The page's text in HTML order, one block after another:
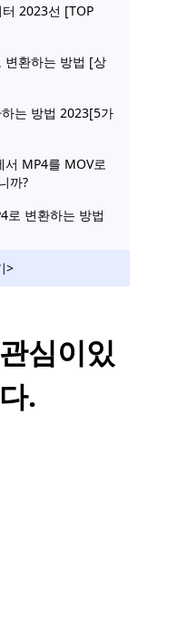
2023선 [TOP
변환하는 방법 [상
는 방법 2023[5가
MP4를 MOV로
까?
로 변환하는 방법
방법에 대한 간단
10에서 비
>
심이있
.